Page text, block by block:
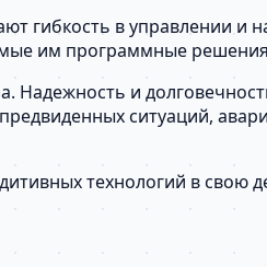
гибкость в управлении и
им программные
Надежность и
ситуаций,
технологий в свою